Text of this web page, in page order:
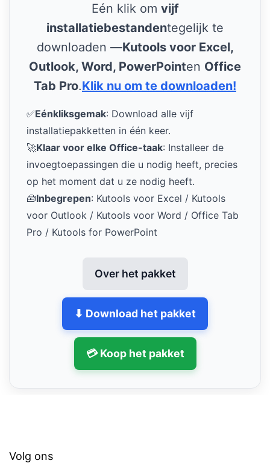
Eén klik om vijf
installatiebestandentegelijk te
downloaden —Kutools voor Excel,
Outlook, Word, PowerPointen Office
Tab Pro.Klik nu om te downloaden!
✅Eénkliksgemak: Download alle vijf
installatiepakketten in één keer.
🚀Klaar voor elke Office-taak: Installeer de
invoegtoepassingen die u nodig heeft, precies
op het moment dat u ze nodig heeft.
🧰Inbegrepen: Kutools voor Excel / Kutools
voor Outlook / Kutools voor Word / Office Tab
Pro / Kutools for PowerPoint
Over het pakket
⬇ Download het pakket
💳 Koop het pakket
Volg ons